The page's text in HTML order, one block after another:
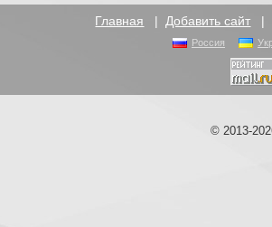
Главная | Добавить сайт |
Россия
© 2013-